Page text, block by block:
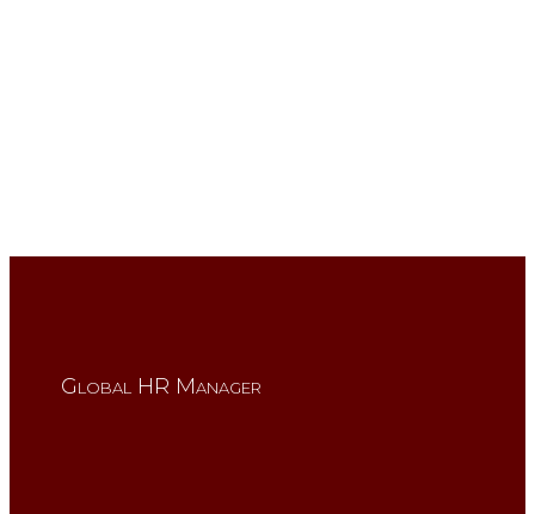
Global HR Manager